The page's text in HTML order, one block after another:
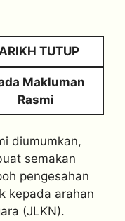
TUTUP
Makluman
Rasmi
diumumkan,
semakan
pengesahan
kepada arahan
(JLKN).